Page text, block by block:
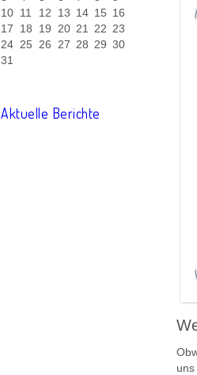
e
s
J
a
e
r
M
J
a
h
M
10 11 12 13 14 15 16
17
18 19 20 21 22 23
24 25 26 27 28 29 30
31
Aktuelle Berichte